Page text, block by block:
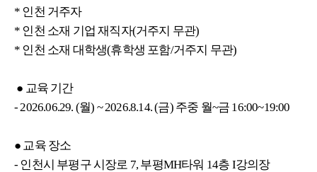
* 인천 거주자
* 인천 소재 기업 재직자(거주지 무관)
* 인천 소재 대학생(휴학생 포함/거주지 무관)
● 교육 기간
- 2026.06.29. (월) ~ 2026.8.14. (금) 주중 월~금 16:00~19:00
● 교육 장소
- 인천시 부평구 시장로 7, 부평MH타워 14층 I강의장